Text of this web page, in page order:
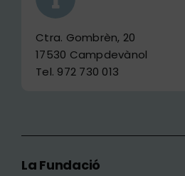
Ctra. Gombrèn, 20
17530 Campdevànol
Tel. 972 730 013
La Fundació